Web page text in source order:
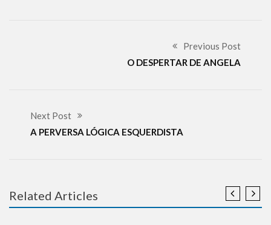
Previous Post
O DESPERTAR DE ANGELA
Next Post
A PERVERSA LÓGICA ESQUERDISTA
Related Articles
CURIOSIDADES DESINFORMAÇÃO